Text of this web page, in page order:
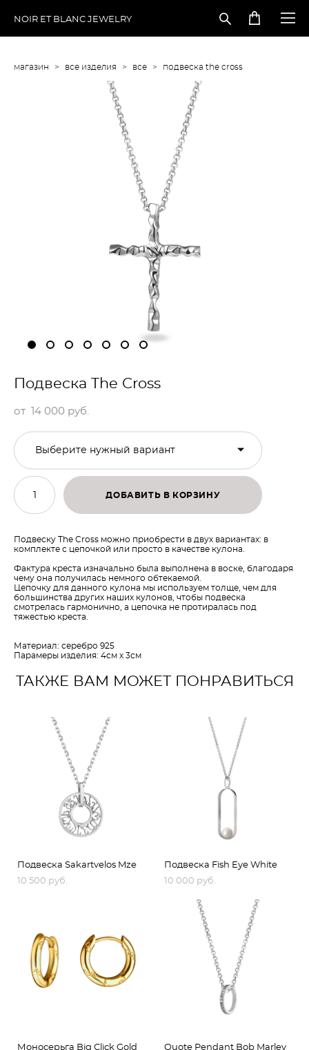
NOIR ET BLANC JEWELRY
магазин > все изделия > все > подвеска the cross
Подвеска The Cross
от 14 000 pуб.
Выберите нужный вариант
ДОБАВИТЬ В КОРЗИНУ
Подвеску The Cross можно приобрести в двух вариантах: в
комплекте с цепочкой или просто в качестве кулона.
Фактура креста изначально была выполнена в воске, благодаря
чему она получилась немного обтекаемой.
Цепочку для данного кулона мы используем толще, чем для
большинства других наших кулонов, чтобы подвеска
смотрелась гармонично, а цепочка не протиралась под
тяжестью креста.
Материал: серебро 925
Парамеры изделия: 4см х 3см
ТАКЖЕ ВАМ МОЖЕТ ПОНРАВИТЬСЯ
Подвеска Sakartvelos Mze
10 500 pуб.
Подвеска Fish Eye White
10 000 pуб.
Моносерьга Big Click Gold
Quote Pendant Bob Marley